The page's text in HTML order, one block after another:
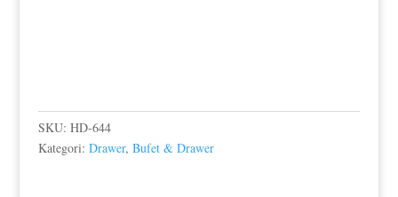
SKU: HD-644
Kategori: Drawer, Bufet & Drawer